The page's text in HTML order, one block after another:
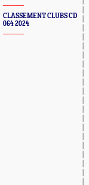
CLASSEMENT CLUBS CD
064 2024